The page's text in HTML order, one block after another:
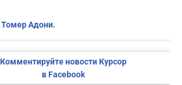
Томер Адони.
Комментируйте новости Курсор
в Facebook